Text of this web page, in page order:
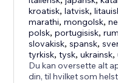
kroatisk,latvisk,
marathi,mongolsk,
polsk,portugisisk,
slovakisk,spansk,
tyrkisk,tysk,ukrainsk,
Du kan oversette alt
din, til hvilket som